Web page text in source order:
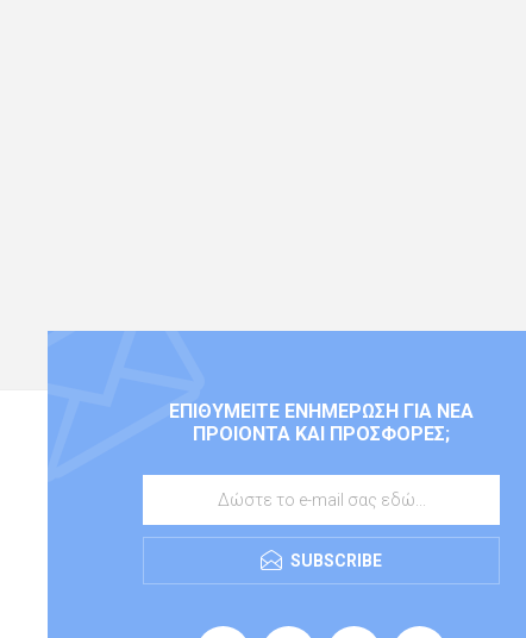
ΕΠΙΘΥΜΕΊΤΕ ΕΝΗΜΈΡΩΣΗ ΓΙΑ ΝΈΑ
ΠΡΟΙΌΝΤΑ ΚΑΙ ΠΡΟΣΦΟΡΈΣ;
SUBSCRIBE